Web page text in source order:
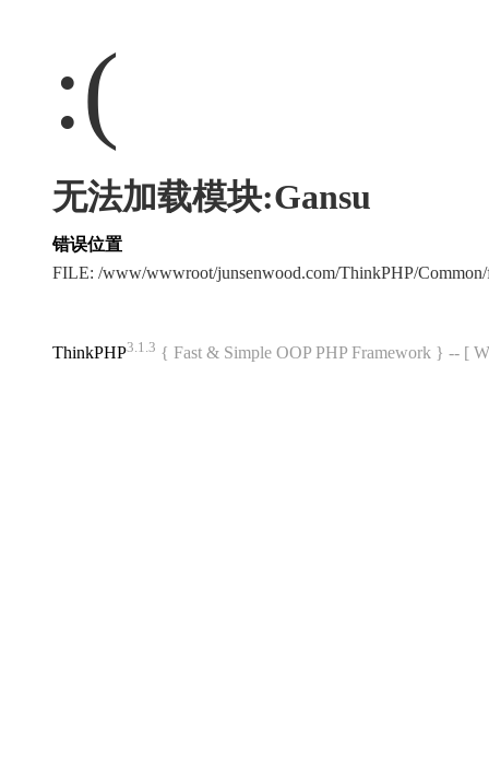
:(
无法加载模块:Gansu
错误位置
FILE: /www/wwwroot/junsenwood.com/ThinkPHP/
ThinkPHP3.1.3 { Fast & Simple OOP PHP Framework } -- [